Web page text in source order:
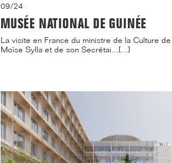
09/24
MUSÉE NATIONAL DE GUINÉE
La visite en France du ministre de la Culture
Moïse Sylla et de son Secrétai...[...]